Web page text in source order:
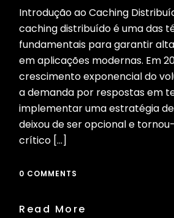
Introdução ao Caching
caching distribuído é uma das
fundamentais para garantir
em aplicações modernas. Em
crescimento exponencial do
a demanda por respostas em
implementar uma estratégia
deixou de ser opcional e
crítico […]
0 COMMENTS
Read More